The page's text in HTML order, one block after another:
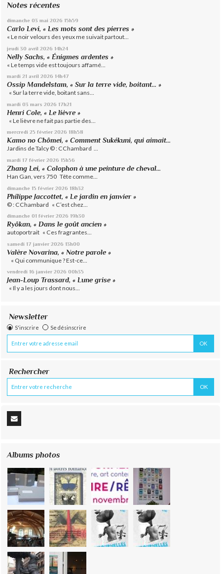
Notes récentes
dimanche 03 mai 2026 15h59
Carlo Levi, « Les mots sont des pierres »
« Le noir velours des yeux me suivait partout...
jeudi 30 avril 2026 14h24
Nelly Sachs, « Énigmes ardentes »
« Le temps vide est toujours affamé...
mardi 21 avril 2026 14h47
Ossip Mandelstam, « Sur la terre vide, boitant… »
« Sur la terre vide, boitant sans...
mardi 03 mars 2026 17h21
Henri Cole, « Le lièvre »
« Le lièvre ne fait pas partie des...
mercredi 25 février 2026 18h58
Kamo no Chômei, « Comment Sukékuni, qui aimait...
Jardins de Talcy © : CChambard ...
mardi 17 février 2026 15h56
Zhang Lei, « Colophon à une peinture de cheval...
Han Gan, vers 750 Tête comme...
dimanche 15 février 2026 18h32
Philippe Jaccottet, « Le jardin en janvier »
© : CChambard « C’est chez...
dimanche 01 février 2026 19h30
Ryôkan, « Dans le goût ancien »
autoportrait « Ces fragrantes...
samedi 17 janvier 2026 13h00
Valère Novarina, « Notre parole »
« Qui communique ? Est-ce...
vendredi 16 janvier 2026 00h35
Jean-Loup Trassard, « Lune grise »
« Il y a les jours dont nous...
Newsletter
S'inscrire Se désinscrire
Rechercher
Albums photos